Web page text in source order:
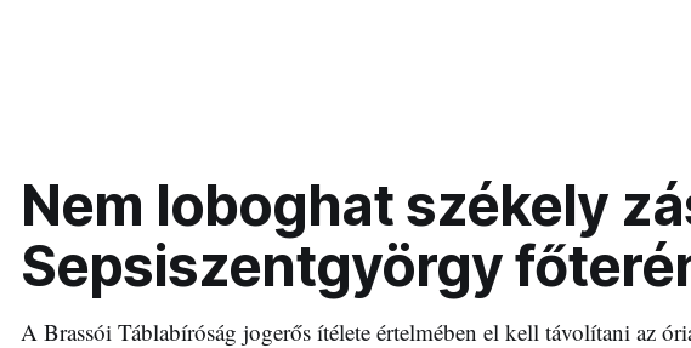
Nem loboghat székely
Sepsiszentgyörgy
A Brassói Táblabíróság jogerős ítélete értelmében el kell távolítani az